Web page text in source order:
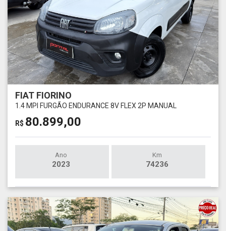
FIAT FIORINO
1.4 MPI FURGÃO ENDURANCE 8V FLEX 2P MANUAL
R$ 80.899,00
Ano
2023
Km
74236